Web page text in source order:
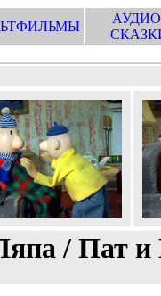
/ Пат и